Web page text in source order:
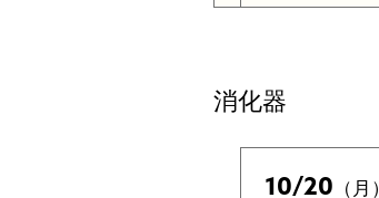
消化器
10/20 （月）